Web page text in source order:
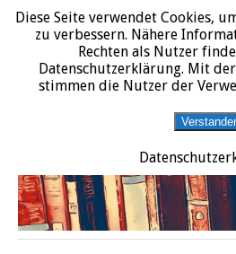
START DATENSCHUTZERKLÄRUNG
Rezensionen
Diese Seite verwendet Cookies,
zu verbessern. Nähere
Rechten als Nutzer
Datenschutzerklärung. Mit
stimmen die Nutzer der